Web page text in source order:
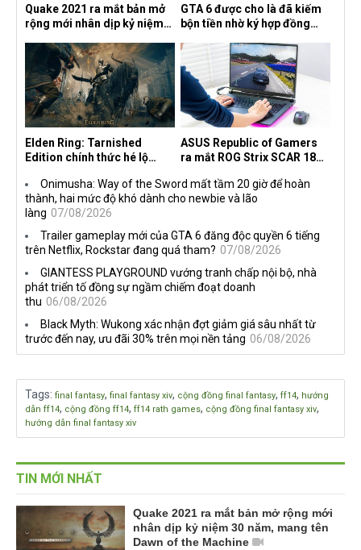
Quake 2021 ra mắt bản mở
rộng mới nhân dịp kỷ niệm
the Machine
GTA 6 được cho là đã kiếm
bộn tiền nhờ ký hợp đồng
Elden Ring: Tarnished
Edition chính thức hé lộ
ASUS Republic of Gamers
ra mắt ROG Strix SCAR 18
Onimusha: Way of the Sword mất tầm 20 giờ để hoàn
thành, hai mức độ khó dành cho newbie và lão
làng 07/08/2026
Trailer gameplay mới của GTA 6 đăng độc quyền 6 tiếng
trên Netflix, Rockstar đang quá tham? 07/08/2026
GIANTESS PLAYGROUND vướng tranh chấp nội bộ, nhà
phát triển tố đồng sự ngầm chiếm đoạt doanh
thu 06/08/2026
Black Myth: Wukong xác nhận đợt giảm giá sâu nhất từ
trước đến nay, ưu đãi 30% trên mọi nền tảng 06/08/2026
Tags: final fantasy, final fantasy xiv, cộng đồng final fantasy, ff14, hướng
dẫn ff14, cộng đồng ff14, ff14 rath games, cộng đồng final fantasy xiv,
hướng dẫn final fantasy xiv
TIN MỚI NHẤT
Quake 2021 ra mắt bản mở rộng mới
nhân dịp kỷ niệm 30 năm, mang tên
Dawn of the Machine